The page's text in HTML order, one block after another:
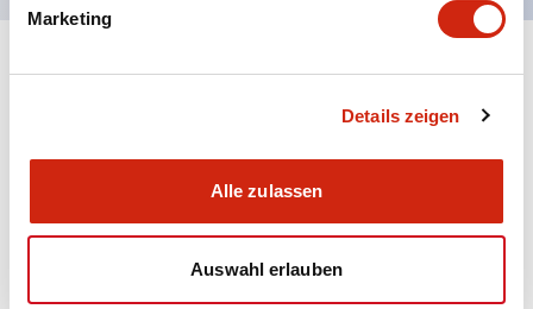
Marketing
Details zeigen
Alle zulassen
Auswahl erlauben